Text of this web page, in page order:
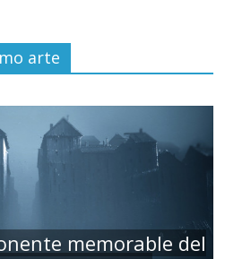
arte
memorable del